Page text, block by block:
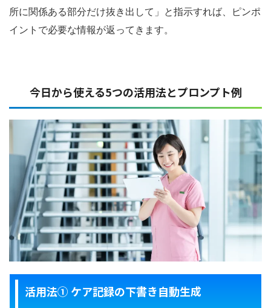
所に関係ある部分だけ抜き出して」と指示すれば、ピンポ
イントで必要な情報が返ってきます。
今日から使える5つの活用法とプロンプト例
活用法① ケア記録の下書き自動生成